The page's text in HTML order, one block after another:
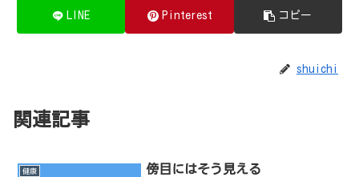
LINE Pinterest コピー
shuichi
関連記事
健康 傍目にはそう見える